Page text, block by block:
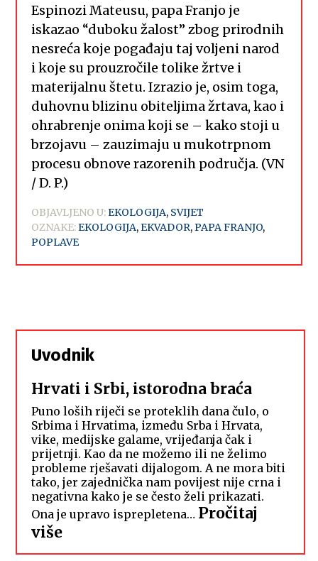
Espinozi Mateusu, papa Franjo je
iskazao “duboku žalost” zbog prirodnih
nesreća koje pogađaju taj voljeni narod
i koje su prouzročile tolike žrtve i
materijalnu štetu. Izrazio je, osim toga,
duhovnu blizinu obiteljima žrtava, kao i
ohrabrenje onima koji se – kako stoji u
brzojavu – zauzimaju u mukotrpnom
procesu obnove razorenih područja. (VN
/ D. P.)
OBJAVLJENO U:EKOLOGIJA, SVIJET
OZNAKE:EKOLOGIJA,EKVADOR,PAPA FRANJO,
POPLAVE
Uvodnik
Hrvati i Srbi, istorodna braća
Puno loših riječi se proteklih dana čulo, o
Srbima i Hrvatima, između Srba i Hrvata,
vike, medijske galame, vrijeđanja čak i
prijetnji. Kao da ne možemo ili ne želimo
probleme rješavati dijalogom. A ne mora biti
tako, jer zajednička nam povijest nije crna i
negativna kako je se često želi prikazati.
Ona je upravo isprepletena… Pročitaj
više:
Hrvati